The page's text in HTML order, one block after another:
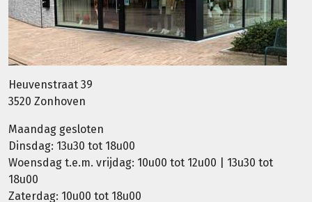
Heuvenstraat 39
3520 Zonhoven
Maandag gesloten
Dinsdag: 13u30 tot 18u00
Woensdag t.e.m. vrijdag: 10u00 tot 12u00 | 13u30 tot
18u00
Zaterdag: 10u00 tot 18u00